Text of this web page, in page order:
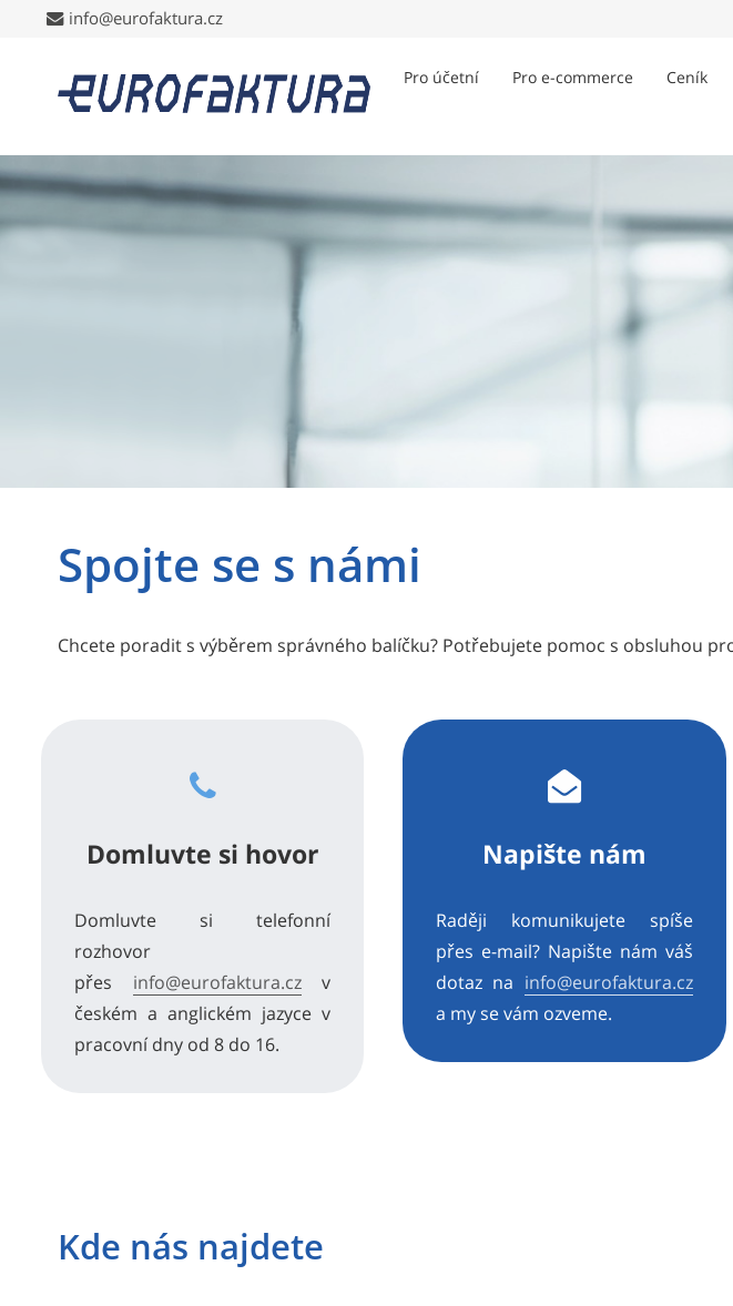
info@eurofaktura.cz
Pro účetní Pro e-commerce Ceník
info@eurofaktura.cz
Spojte se s námi
Chcete poradit s výběrem správného balíčku? Potřebujete pomoc s obsluhou
Domluvte si hovor
Domluvte si telefonní
rozhovor
přes info@eurofaktura.czv
českém a anglickém jazyce v
pracovní dny od 8 do 16.
Napište nám
Raději komunikujete spíše
přes e-mail? Napište nám váš
dotaz na info@eurofaktura.cz
a my se vám ozveme.
Kde nás najdete